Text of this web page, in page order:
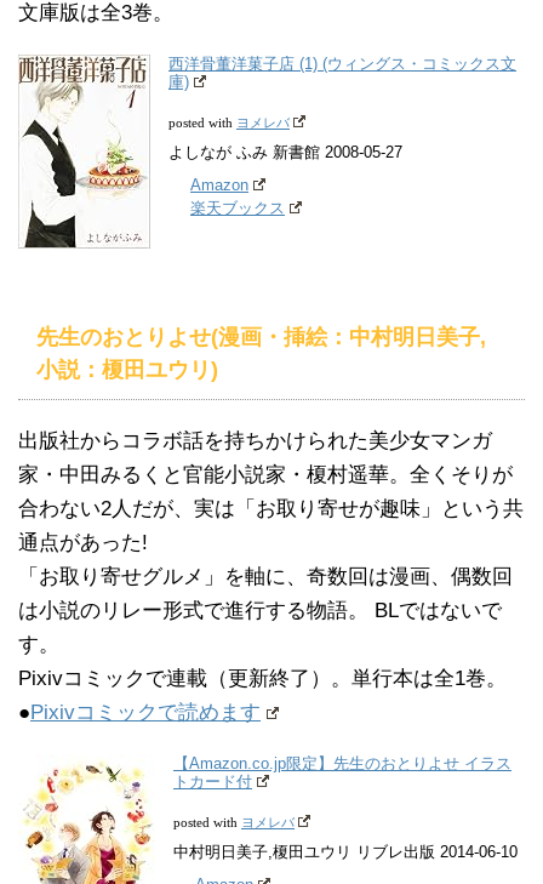
文庫版は全3巻。
西洋骨董洋菓子店 (1) (ウィングス・コミックス文
庫)
posted with ヨメレバ
よしなが ふみ 新書館 2008-05-27
Amazon
楽天ブックス
先生のおとりよせ(漫画・挿絵：中村明日美子,
小説：榎田ユウリ)
出版社からコラボ話を持ちかけられた美少女マンガ
家・中田みるくと官能小説家・榎村遥華。全くそりが
合わない2人だが、実は「お取り寄せが趣味」という共
通点があった!
「お取り寄せグルメ」を軸に、奇数回は漫画、偶数回
は小説のリレー形式で進行する物語。 BLではないで
す。
Pixivコミックで連載（更新終了）。単行本は全1巻。
●Pixivコミックで読めます
【Amazon.co.jp限定】先生のおとりよせ イラス
トカード付
posted with ヨメレバ
中村明日美子,榎田ユウリ リブレ出版 2014-06-10